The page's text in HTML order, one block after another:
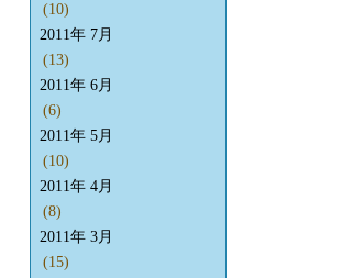
(10)
2011年 7月
(13)
2011年 6月
(6)
2011年 5月
(10)
2011年 4月
(8)
2011年 3月
(15)